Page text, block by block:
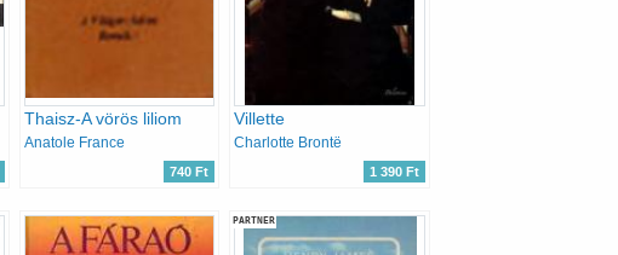
Thaisz-A vörös liliom
Anatole France
740 Ft
Villette
Charlotte Brontë
1 390 Ft
PARTNER